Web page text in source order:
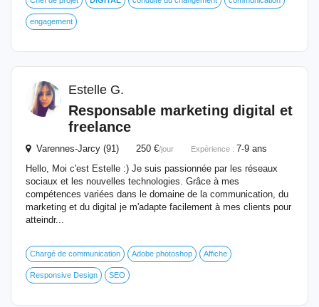
engagement
Estelle G.
Responsable marketing digital et
freelance
Varennes-Jarcy (91) 250 €/jour Expérience : 7-9 ans
Hello, Moi c'est Estelle :) Je suis passionnée par les réseaux
sociaux et les nouvelles technologies. Grâce à mes
compétences variées dans le domaine de la communication, du
marketing et du digital je m'adapte facilement à mes clients pour
atteindr...
Chargé de communication Adobe photoshop Affiche
Responsive Design SEO